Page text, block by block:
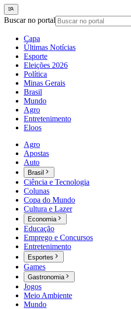
Buscar no portal
Capa
Últimas Notícias
Esporte
Eleições 2026
Política
Minas Gerais
Brasil
Mundo
Agro
Entretenimento
Eloos
Agro
Apostas
Auto
Brasil
Ciência e Tecnologia
Colunas
Copa do Mundo
Cultura e Lazer
Economia
Educação
Emprego e Concursos
Entretenimento
Esportes
Games
Gastronomia
Jogos
Meio Ambiente
Mundo